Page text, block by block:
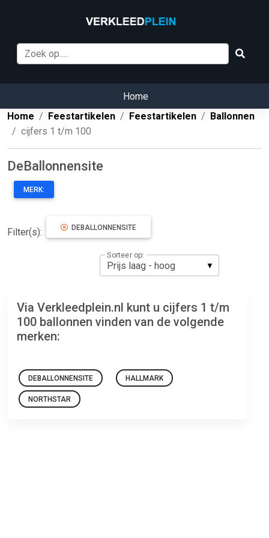
Home
Home
Feestartikelen Feestartikelen
Ballonnen
cijfers 1 t/m 100
DeBallonnensite
MERK:
Filter(s): DEBALLONNENSITE
Sorteer op:
Via Verkleedplein.nl kunt u cijfers 1 t/m
100 ballonnen vinden van de volgende
merken:
DEBALLONNENSITE HALLMARK
NORTHSTAR